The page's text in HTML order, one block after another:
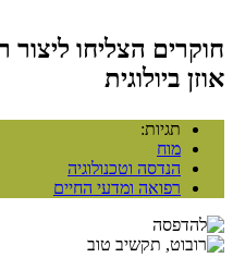
חוקרים הצליחו
אוזן ביולוגית
תגיות:
מוח
הנדסה וטכנולוגיה
רפואה ומדעי החיים